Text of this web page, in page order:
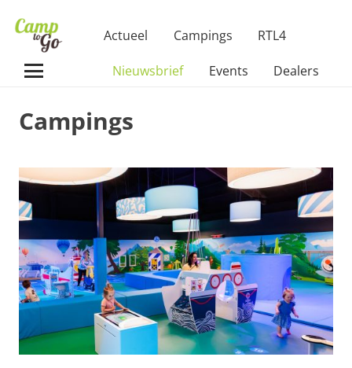
Actueel Campings RTL4
Nieuwsbrief Events Dealers
Campings